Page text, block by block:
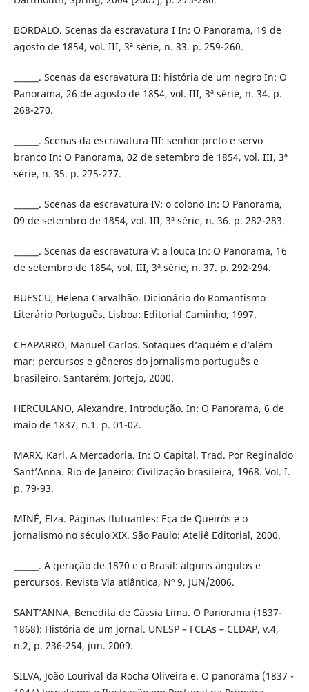
BORDALO. Scenas da escravatura I In: O Panorama, 19 de
agosto de 1854, vol. III, 3ª série, n. 33. p. 259-260.
______. Scenas da escravatura II: história de um negro In: O
Panorama, 26 de agosto de 1854, vol. III, 3ª série, n. 34. p.
268-270.
______. Scenas da escravatura III: senhor preto e servo
branco In: O Panorama, 02 de setembro de 1854, vol. III, 3ª
série, n. 35. p. 275-277.
______. Scenas da escravatura IV: o colono In: O Panorama,
09 de setembro de 1854, vol. III, 3ª série, n. 36. p. 282-283.
______. Scenas da escravatura V: a louca In: O Panorama, 16
de setembro de 1854, vol. III, 3ª série, n. 37. p. 292-294.
BUESCU, Helena Carvalhão. Dicionário do Romantismo
Literário Português. Lisboa: Editorial Caminho, 1997.
CHAPARRO, Manuel Carlos. Sotaques d’aquém e d’além
mar: percursos e gêneros do jornalismo português e
brasileiro. Santarém: Jortejo, 2000.
HERCULANO, Alexandre. Introdução. In: O Panorama, 6 de
maio de 1837, n.1. p. 01-02.
MARX, Karl. A Mercadoria. In: O Capital. Trad. Por Reginaldo
Sant’Anna. Rio de Janeiro: Civilização brasileira, 1968. Vol. I.
p. 79-93.
MINÉ, Elza. Páginas flutuantes: Eça de Queirós e o
jornalismo no século XIX. São Paulo: Ateliê Editorial, 2000.
______. A geração de 1870 e o Brasil: alguns ângulos e
percursos. Revista Via atlântica, Nº 9, JUN/2006.
SANT’ANNA, Benedita de Cássia Lima. O Panorama (1837-
1868): História de um jornal. UNESP – FCLAs – CEDAP, v.4,
n.2, p. 236-254, jun. 2009.
SILVA, João Lourival da Rocha Oliveira e. O panorama (1837 -